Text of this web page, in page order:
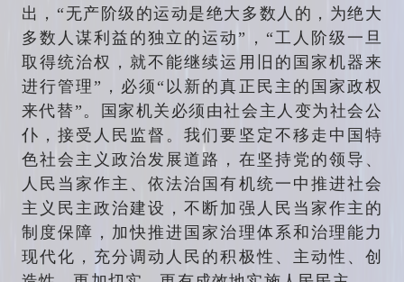
出，“无产阶级的运动是绝大多数人的，为绝大
多数人谋利益的独立的运动”，“工人阶级一旦
取得统治权，就不能继续运用旧的国家机器来
进行管理”，必须“以新的真正民主的国家政权
来代替”。国家机关必须由社会主人变为社会公
仆，接受人民监督。我们要坚定不移走中国特
色社会主义政治发展道路，在坚持党的领导、
人民当家作主、依法治国有机统一中推进社会
主义民主政治建设，不断加强人民当家作主的
制度保障，加快推进国家治理体系和治理能力
现代化，充分调动人民的积极性、主动性、创